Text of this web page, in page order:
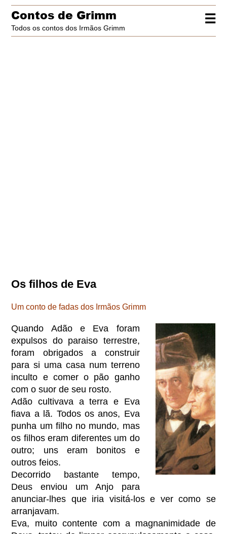
☰
Contos de Grimm
Todos os contos dos Irmãos Grimm
Os filhos de Eva
Um conto de fadas dos Irmãos Grimm
Quando Adão e Eva foram
expulsos do paraiso terrestre,
foram obrigados a construir
para si uma casa num terreno
inculto e comer o pão ganho
com o suor de seu rosto.
Adão cultivava a terra e Eva
fiava a lã. Todos os anos, Eva
punha um filho no mundo, mas
os filhos eram diferentes um do
outro; uns eram bonitos e
outros feios.
Decorrido bastante tempo,
Deus enviou um Anjo para
anunciar-lhes que iria visitá-los e ver como se
arranjavam.
Eva, muito contente com a magnanimidade de